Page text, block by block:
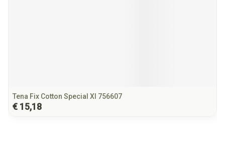
Tena Fix Cotton Special Xl 756607
€ 15,18